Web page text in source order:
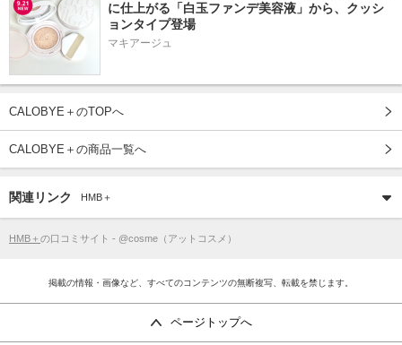
に仕上がる「白玉ファンデ美容液」から、クッシ
ョンタイプ登場
マキアージュ
CALOBYE＋のTOPへ
CALOBYE＋の商品一覧へ
関連リンク HMB＋
HMB＋ の口コミサイト - @cosme（アットコスメ）
掲載の情報・画像など、すべてのコンテンツの無断複写、転載を禁じます。
ページトップへ